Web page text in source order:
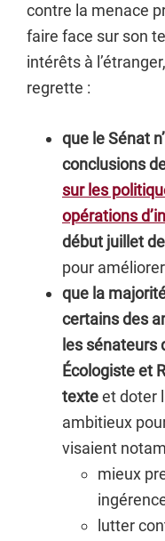
contre la menace
faire face sur son
intérêts à
regrette :
que le Sénat
conclusions
sur les
opérations
début juillet
pour
que la
certains des
les sénateurs
Écologiste et
texteet doter
ambitieux
visaient
mieux
lutter